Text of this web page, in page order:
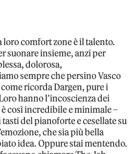
comfort zone è il talento.
suonare insieme, anzi per
dolorosa,
sempre che persino Vasco
ricorda Dargen, pure i
hanno l’incoscienza dei
così incredibile e minimale –
del pianoforte e cesellate su
che sia più bella
idea. Oppure stai mentendo.